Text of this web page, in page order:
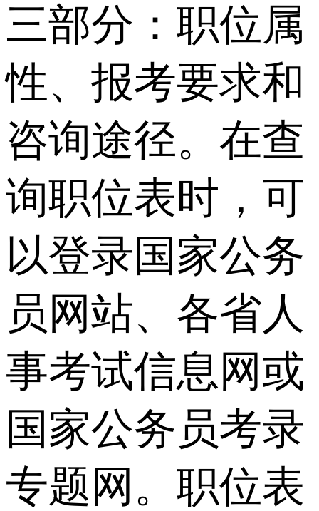
三部分：职位属
性、报考要求和
咨询途径。在查
询职位表时，可
以登录国家公务
员网站、各省人
事考试信息网或
国家公务员考录
专题网。职位表